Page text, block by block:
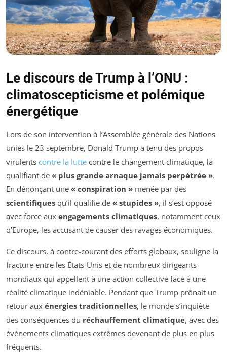
Le discours de Trump à l’ONU :
climatoscepticisme et polémique
énergétique
Lors de son intervention à l’Assemblée générale des Nations
unies le 23 septembre, Donald Trump a tenu des propos
virulents contre la lutte contre le changement climatique, la
qualifiant de « plus grande arnaque jamais perpétrée ».
En dénonçant une « conspiration » menée par des
scientifiques qu’il qualifie de « stupides », il s’est opposé
avec force aux engagements climatiques, notamment ceux
d’Europe, les accusant de causer des ravages économiques.
Ce discours, à contre-courant des efforts globaux, souligne la
fracture entre les États-Unis et de nombreux dirigeants
mondiaux qui appellent à une action collective face à une
réalité climatique indéniable. Pendant que Trump prônait un
retour aux énergies traditionnelles, le monde s’inquiète
des conséquences du réchauffement climatique, avec des
événements climatiques extrêmes devenant de plus en plus
fréquents.